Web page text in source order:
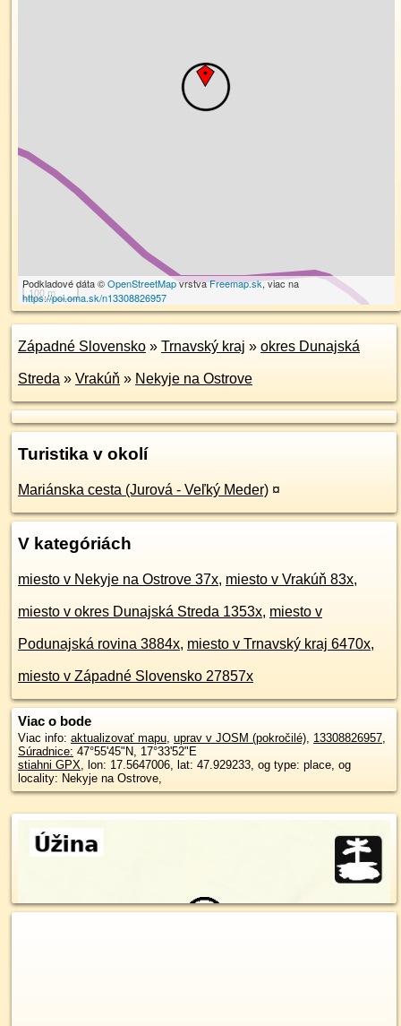
100 m
Podkladové dáta ©OpenStreetMapvrstvaFreemap.sk, viac na
https://poi.oma.sk/n13308826957
Západné Slovensko » Trnavský kraj » okres Dunajská
Streda » Vrakúň » Nekyje na Ostrove
Turistika v okolí
Mariánska cesta (Jurová - Veľký Meder) ¤
V kategóriách
miesto v Nekyje na Ostrove 37x, miesto v Vrakúň 83x,
miesto v okres Dunajská Streda 1353x, miesto v
Podunajská rovina 3884x, miesto v Trnavský kraj 6470x,
miesto v Západné Slovensko 27857x
Viac o bode
Viac info: aktualizovať mapu, uprav v JOSM (pokročilé), 13308826957,
Súradnice: 47°55'45"N, 17°33'52"E
stiahni GPX, lon: 17.5647006, lat: 47.929233, og type: place, og
locality: Nekyje na Ostrove,